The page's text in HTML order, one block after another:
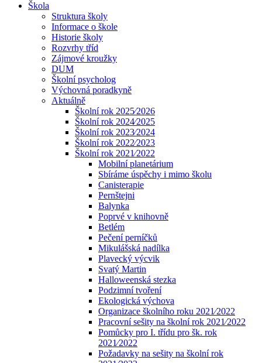
Škola
Struktura školy
Informace o škole
Historie školy
Rozvrhy tříd
Zájmové kroužky
DUM
Školní psycholog
Výchovná poradkyně
Aktuálně
Školní rok 2025⁄2026
Školní rok 2024⁄2025
Školní rok 2023⁄2024
Školní rok 2022⁄2023
Školní rok 2021⁄2022
Mobilní planetárium
Sbíráme úspěchy i mimo školu
Canisterapie
Pernštejni
Balynka
Poprvé v knihovně
Betlém
Pečení perníčků
Mikulášská nadílka
Plavecký výcvik
Svatý Martin
Halloweenská stezka
Podzimní tvoření
Ekologická výchova
Organizace školního roku 2021⁄2022
Pracovní sešity na školní rok 2021⁄2022
Pomůcky pro I. třídu pro šk. rok
2021⁄2022
Požadavky na sešity na školní rok